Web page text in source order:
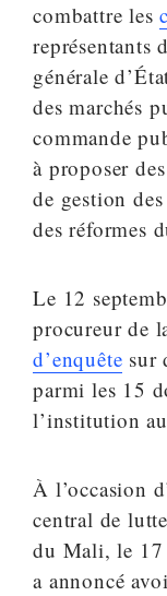
combattre les
représentants
générale
des marchés
commande
à proposer
de gestion
des réformes
Le 12
procureur de
d’enquête sur
parmi les 15
l’institution
À l’occasion
central de
du Mali, le
a annoncé